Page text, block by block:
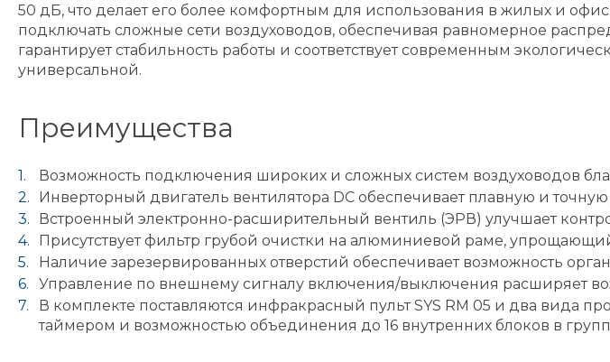
50 дБ, что делает его более комфортным для использования в жилых и
подключать сложные сети воздуховодов, обеспечивая равномерное
гарантирует стабильность работы и соответствует современным
универсальной.
Преимущества
Возможность подключения широких и сложных систем воздуховодов
Инверторный двигатель вентилятора DC обеспечивает плавную и
Встроенный электронно-расширительный вентиль (ЭРВ) улучшает
Присутствует фильтр грубой очистки на алюминиевой раме,
Наличие зарезервированных отверстий обеспечивает возможность
Управление по внешнему сигналу включения/выключения расширяет
В комплекте поставляются инфракрасный пульт SYS RM 05 и два вида
таймером и возможностью объединения до 16 внутренних блоков в